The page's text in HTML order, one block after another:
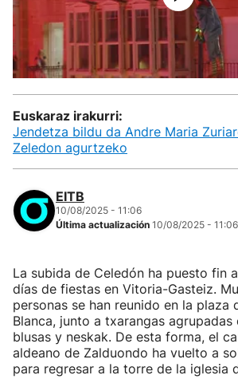
Euskaraz irakurri:
Jendetza bildu da Andre Maria
Zeledon agurtzeko
EITB
10/08/2025 - 11:06
Última actualización 10/08/2025 - 11:06
La subida de Celedón ha puesto fin
días de fiestas en Vitoria-Gasteiz.
personas se han reunido en la plaza
Blanca, junto a txarangas
blusas y neskak. De esta forma, el
aldeano de Zalduondo ha vuelto a
para regresar a la torre de la iglesia